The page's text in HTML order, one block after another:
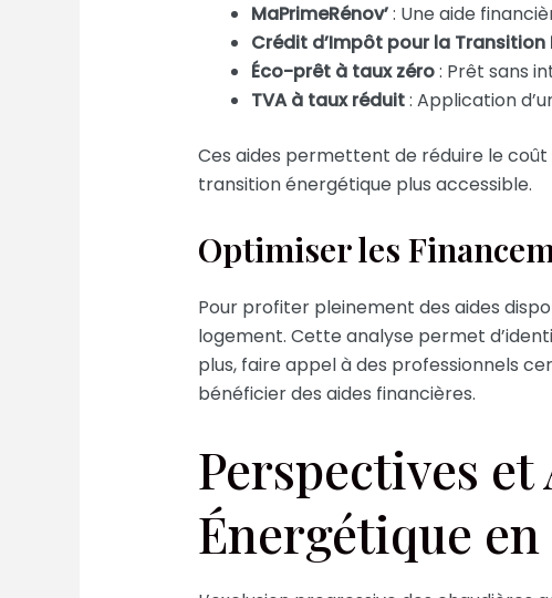
MaPrimeRénov’: Une aide
Crédit d’Impôt pour la Transition
Éco-prêt à taux zéro: Prêt sans
TVA à taux réduit: Application
Ces aides permettent de réduire le
transition énergétique plus accessible.
Optimiser les
Pour profiter pleinement des aides
logement. Cette analyse permet
plus, faire appel à des professionnels
bénéficier des aides financières.
Perspectives
Énergétique